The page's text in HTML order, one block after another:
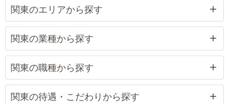
関東のエリアから探す
関東の業種から探す
関東の職種から探す
関東の待遇・こだわりから探す